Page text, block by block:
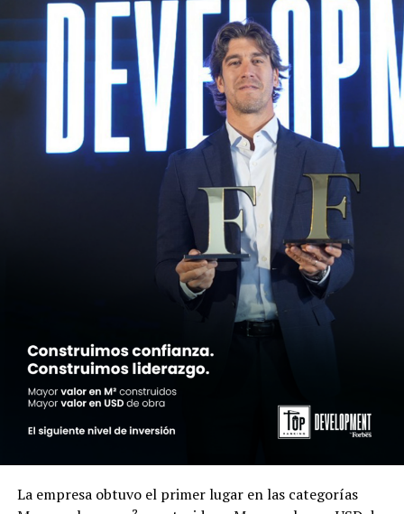
La empresa obtuvo el primer lugar en las categorías